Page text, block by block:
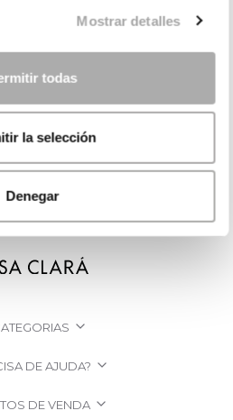
Mostrar detalles
todas
la selección
Denegar
DE AJUDA?
DE VENDA